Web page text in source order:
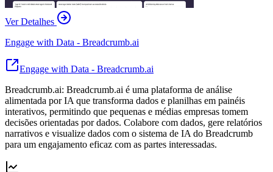
Ver Detalhes
Engage with Data - Breadcrumb.ai
Engage with Data - Breadcrumb.ai
Breadcrumb.ai: Breadcrumb.ai é uma plataforma de análise
alimentada por IA que transforma dados e planilhas em painéis
interativos, permitindo que pequenas e médias empresas tomem
decisões orientadas por dados. Colabore com dados, gere relatórios
narrativos e visualize dados com o sistema de IA do Breadcrumb
para um engajamento eficaz com as partes interessadas.